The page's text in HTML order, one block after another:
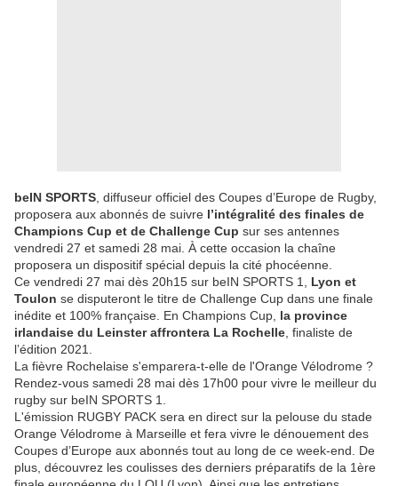
beIN SPORTS , diffuseur officiel des Coupes d’Europe de Rugby,
proposera aux abonnés de suivre l’intégralité des finales de
Champions Cup et de Challenge Cup sur ses antennes
vendredi 27 et samedi 28 mai. À cette occasion la chaîne
proposera un dispositif spécial depuis la cité phocéenne.
Ce vendredi 27 mai dès 20h15 sur beIN SPORTS 1, Lyon et
Toulon se disputeront le titre de Challenge Cup dans une finale
inédite et 100% française. En Champions Cup, la province
irlandaise du Leinster affrontera La Rochelle , finaliste de
l’édition 2021.
La fièvre Rochelaise s'emparera-t-elle de l'Orange Vélodrome ?
Rendez-vous samedi 28 mai dès 17h00 pour vivre le meilleur du
rugby sur beIN SPORTS 1.
L'émission RUGBY PACK sera en direct sur la pelouse du stade
Orange Vélodrome à Marseille et fera vivre le dénouement des
Coupes d’Europe aux abonnés tout au long de ce week-end. De
plus, découvrez les coulisses des derniers préparatifs de la 1ère